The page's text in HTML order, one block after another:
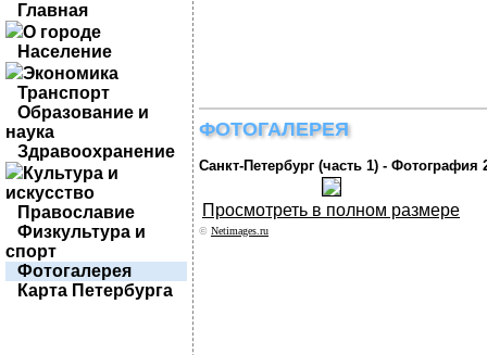
Главная
О городе
Население
Экономика
Транспорт
Образование и
наука
Здравоохранение
Культура и
искусство
Православие
Физкультура и
спорт
Фотогалерея
Карта Петербурга
ФОТОГАЛЕРЕЯ
Санкт-Петербург (часть 1) - Фотография
Просмотреть в полном размере
© Netimages.ru